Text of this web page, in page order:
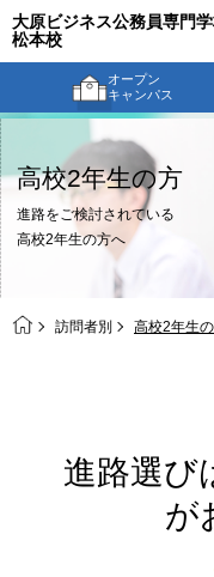
大原ビジネス公務員専門
松本校
オープン
キャンパス
高校2年生の方
進路をご検討されている
高校2年生の方へ
訪問者別 高校2年生
進路選び
が